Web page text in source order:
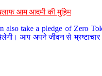
आम आदमी की मुहिम
take a pledge of Zero
आप अपने जीवन से